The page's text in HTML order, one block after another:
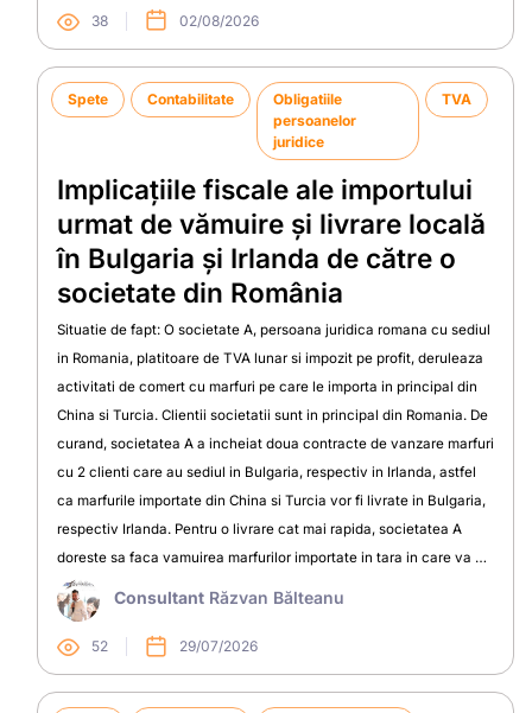
38 02/08/2026
Spete Contabilitate
Obligatiile
persoanelor
juridice
TVA
Implicațiile fiscale ale importului
urmat de vămuire și livrare locală
în Bulgaria și Irlanda de către o
societate din România
Situatie de fapt: O societate A, persoana juridica romana cu sediul
in Romania, platitoare de TVA lunar si impozit pe profit, deruleaza
activitati de comert cu marfuri pe care le importa in principal din
China si Turcia. Clientii societatii sunt in principal din Romania. De
curand, societatea A a incheiat doua contracte de vanzare marfuri
cu 2 clienti care au sediul in Bulgaria, respectiv in Irlanda, astfel
ca marfurile importate din China si Turcia vor fi livrate in Bulgaria,
respectiv Irlanda. Pentru o livrare cat mai rapida, societatea A
doreste sa faca vamuirea marfurilor importate in tara in care va …
Consultant Răzvan Bălteanu
52 29/07/2026